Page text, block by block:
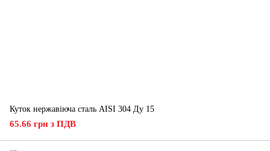
Куток нержавіюча сталь AISI 304 Ду 15
65.66 грн з ПДВ